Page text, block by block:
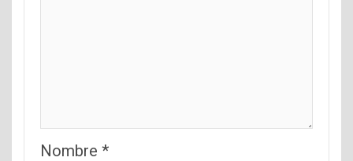
Nombre *